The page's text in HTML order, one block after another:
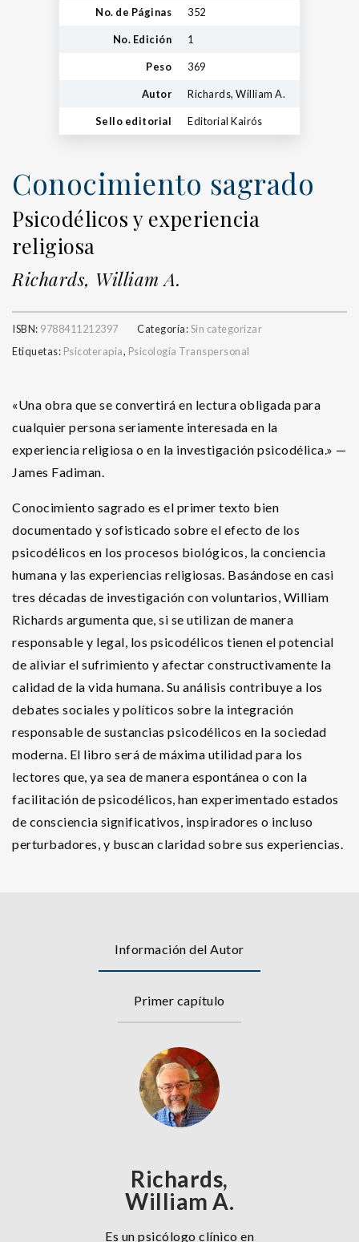
No. de Páginas 352
No. Edición 1
Peso 369
Autor Richards, William A.
Sello editorial Editorial Kairós
Conocimiento sagrado
Psicodélicos y experiencia
religiosa
Richards, William A.
ISBN: 9788411212397 Categoría:Sin categorizar
Etiquetas: Psicoterapia, Psicología Transpersonal
«Una obra que se convertirá en lectura obligada para
cualquier persona seriamente interesada en la
experiencia religiosa o en la investigación psicodélica.» —
James Fadiman.
Conocimiento sagrado es el primer texto bien
documentado y sofisticado sobre el efecto de los
psicodélicos en los procesos biológicos, la conciencia
humana y las experiencias religiosas. Basándose en casi
tres décadas de investigación con voluntarios, William
Richards argumenta que, si se utilizan de manera
responsable y legal, los psicodélicos tienen el potencial
de aliviar el sufrimiento y afectar constructivamente la
calidad de la vida humana. Su análisis contribuye a los
debates sociales y políticos sobre la integración
responsable de sustancias psicodélicos en la sociedad
moderna. El libro será de máxima utilidad para los
lectores que, ya sea de manera espontánea o con la
facilitación de psicodélicos, han experimentado estados
de consciencia significativos, inspiradores o incluso
perturbadores, y buscan claridad sobre sus experiencias.
Información del Autor
Primer capítulo
Richards,
William A.
Es un psicólogo clínico en